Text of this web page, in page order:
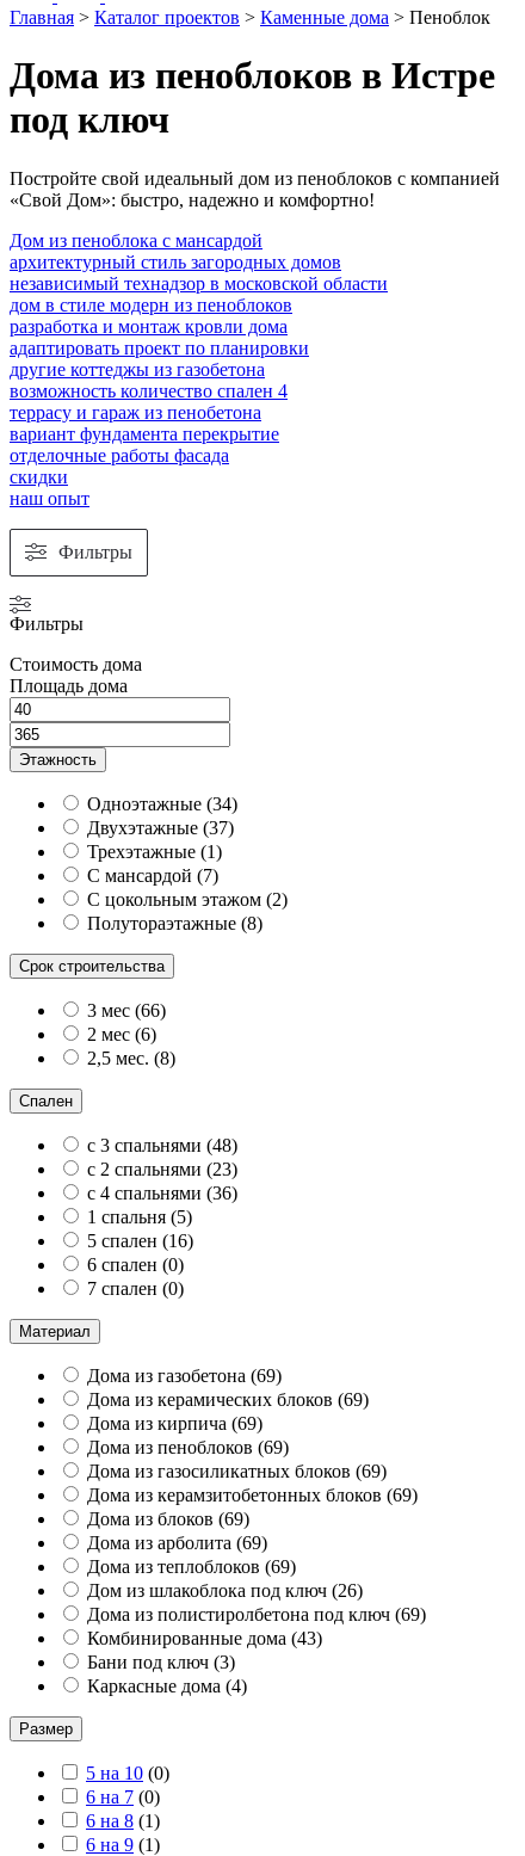
Главная > Каталог проектов > Каменные дома > Пеноблок
Дома из пеноблоков в Истре
под ключ
Постройте свой идеальный дом из пеноблоков с компанией
«Свой Дом»: быстро, надежно и комфортно!
Дом из пеноблока с мансардой
архитектурный стиль загородных домов
независимый технадзор в московской области
дом в стиле модерн из пеноблоков
разработка и монтаж кровли дома
адаптировать проект по планировки
другие коттеджы из газобетона
возможность количество спален 4
террасу и гараж из пенобетона
вариант фундамента перекрытие
отделочные работы фасада
скидки
наш опыт
Фильтры
Фильтры
Стоимость дома
Площадь дома
Этажность
Одноэтажные (34)
Двухэтажные (37)
Трехэтажные (1)
С мансардой (7)
С цокольным этажом (2)
Полутораэтажные (8)
Срок строительства
3 мес (66)
2 мес (6)
2,5 мес. (8)
Спален
с 3 спальнями (48)
с 2 спальнями (23)
с 4 спальнями (36)
1 спальня (5)
5 спален (16)
6 спален (0)
7 спален (0)
Материал
Дома из газобетона (69)
Дома из керамических блоков (69)
Дома из кирпича (69)
Дома из пеноблоков (69)
Дома из газосиликатных блоков (69)
Дома из керамзитобетонных блоков (69)
Дома из блоков (69)
Дома из арболита (69)
Дома из теплоблоков (69)
Дом из шлакоблока под ключ (26)
Дома из полистиролбетона под ключ (69)
Комбинированные дома (43)
Бани под ключ (3)
Каркасные дома (4)
Размер
5 на 10 (0)
6 на 7 (0)
6 на 8 (1)
6 на 9 (1)